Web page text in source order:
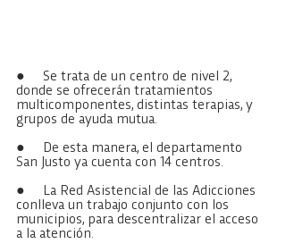
●     Se trata de un centro de nivel 2,
donde se ofrecerán tratamientos
multicomponentes, distintas terapias, y
grupos de ayuda mutua.
●     De esta manera, el departamento
San Justo ya cuenta con 14 centros.
●     La Red Asistencial de las Adicciones
conlleva un trabajo conjunto con los
municipios, para descentralizar el acceso
a la atención.